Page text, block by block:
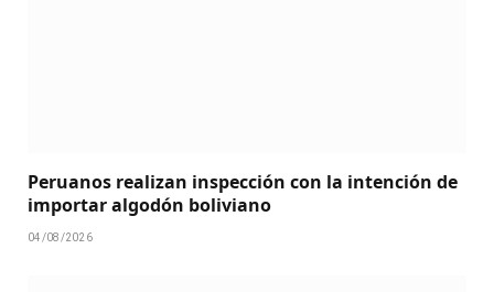
Peruanos realizan inspección con la intención de
importar algodón boliviano
04/08/2026